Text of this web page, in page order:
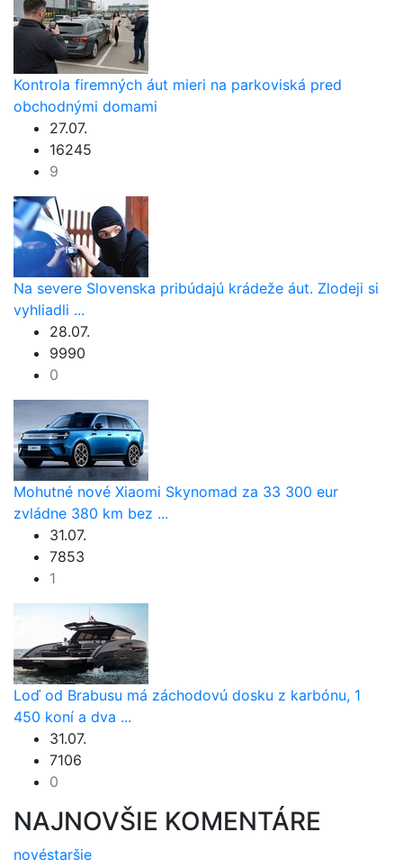
Kontrola firemných áut mieri na parkoviská pred
obchodnými domami
27.07.
16245
9
Na severe Slovenska pribúdajú krádeže áut. Zlodeji si
vyhliadli ...
28.07.
9990
0
Mohutné nové Xiaomi Skynomad za 33 300 eur
zvládne 380 km bez ...
31.07.
7853
1
Loď od Brabusu má záchodovú dosku z karbónu, 1
450 koní a dva ...
31.07.
7106
0
NAJNOVŠIE KOMENTÁRE
novéstaršie